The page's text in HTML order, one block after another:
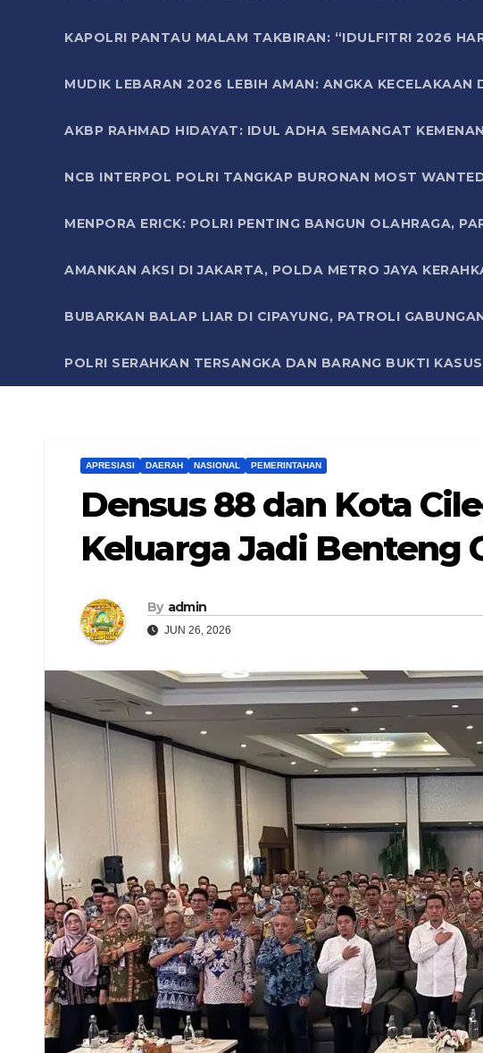
KAPOLRI PANTAU MALAM TAKBIRAN: “IDULFITRI 2026
MUDIK LEBARAN 2026 LEBIH AMAN: ANGKA KECELAKAAN
AKBP RAHMAD HIDAYAT: IDUL ADHA SEMANGAT
NCB INTERPOL POLRI TANGKAP BURONAN MOST
MENPORA ERICK: POLRI PENTING BANGUN OLAHRAGA,
AMANKAN AKSI DI JAKARTA, POLDA METRO JAYA
BUBARKAN BALAP LIAR DI CIPAYUNG, PATROLI
POLRI SERAHKAN TERSANGKA DAN BARANG BUKTI
APRESIASI DAERAH NASIONAL PEMERINTAHAN
Densus 88 dan Kota
Keluarga Jadi Benteng
By admin
JUN 26, 2026